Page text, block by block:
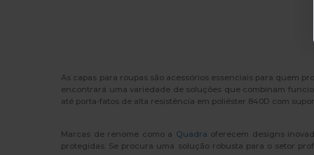
As capas para roupas são acessórios essenciais para quem
encontrará uma variedade de soluções que combinam
até porta-fatos de alta resistência em poliéster 840D com
Marcas de renome como a Quadra oferecem designs
protegidas. Se procura uma solução robusta para o setor